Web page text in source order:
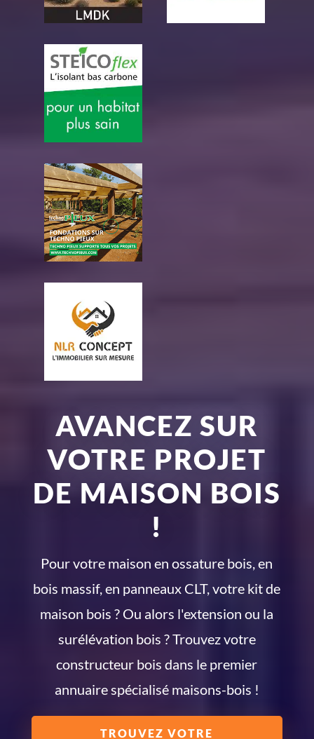
AVANCEZ SUR
VOTRE PROJET
DE MAISON BOIS
!
Pour votre maison en ossature bois, en
bois massif, en panneaux CLT, votre kit de
maison bois ? Ou alors l'extension ou la
surélévation bois ? Trouvez votre
constructeur bois dans le premier
annuaire spécialisé maisons-bois !
TROUVEZ VOTRE